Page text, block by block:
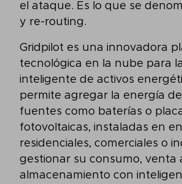
el ataque. Es lo que se
y re-routing.
Gridpilot es una innovadora
tecnológica en la nube para
inteligente de activos
permite agregar la energía
fuentes como baterías o
fotovoltaicas, instaladas en
residenciales, comerciales o
gestionar su consumo, venta
almacenamiento con